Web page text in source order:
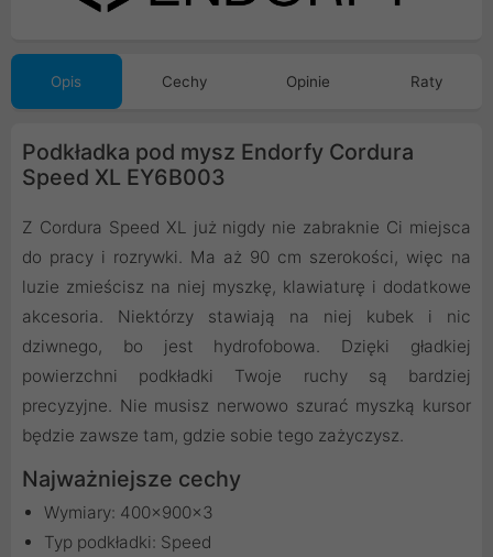
Opis Cechy Opinie Raty
Podkładka pod mysz Endorfy Cordura
Speed XL EY6B003
Z Cordura Speed XL już nigdy nie zabraknie Ci miejsca
do pracy i rozrywki. Ma aż 90 cm szerokości, więc na
luzie zmieścisz na niej myszkę, klawiaturę i dodatkowe
akcesoria. Niektórzy stawiają na niej kubek i nic
dziwnego, bo jest hydrofobowa. Dzięki gładkiej
powierzchni podkładki Twoje ruchy są bardziej
precyzyjne. Nie musisz nerwowo szurać myszką kursor
będzie zawsze tam, gdzie sobie tego zażyczysz.
Najważniejsze cechy
Wymiary: 400×900×3
Typ podkładki: Speed